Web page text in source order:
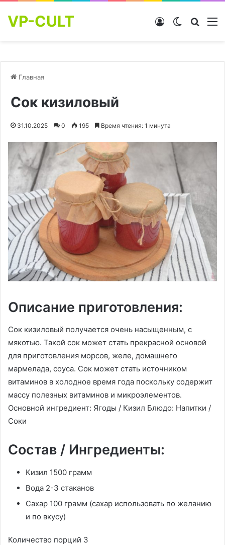
VP-CULT Switch skin
Войти
Главная
Сок кизиловый
31.10.2025 0 195 Время чтения: 1 минута
Описание приготовления:
Сок кизиловый получается очень насыщенным, с
мякотью. Такой сок может стать прекрасной основой
для приготовления морсов, желе, домашнего
мармелада, соуса. Сок может стать источником
витаминов в холодное время года поскольку содержит
массу полезных витаминов и микроэлементов.
Основной ингредиент: Ягоды / Кизил Блюдо: Напитки /
Соки
Состав / Ингредиенты:
Кизил 1500 грамм
Вода 2-3 стаканов
Сахар 100 грамм (сахар использовать по желанию
и по вкусу)
Количество порций 3